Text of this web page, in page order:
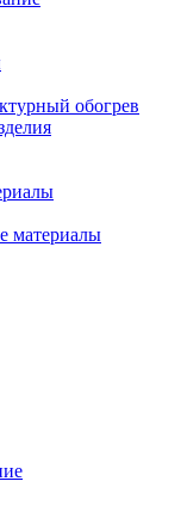
обогрев
материалы